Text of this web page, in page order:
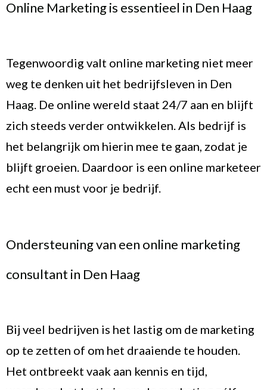
Online Marketing is essentieel in Den Haag
Tegenwoordig valt online marketing niet meer
weg te denken uit het bedrijfsleven in Den
Haag . De online wereld staat 24/7 aan en blijft
zich steeds verder ontwikkelen. Als bedrijf is
het belangrijk om hierin mee te gaan, zodat je
blijft groeien. Daardoor is een online marketeer
echt een must voor je bedrijf.
Ondersteuning van een online marketing
consultant in Den Haag
Bij veel bedrijven is het lastig om de marketing
op te zetten of om het draaiende te houden.
Het ontbreekt vaak aan kennis en tijd,